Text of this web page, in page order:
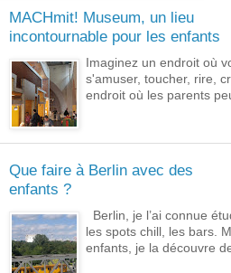
MACHmit! Museum, un lieu
incontournable pour les enfants
Imaginez un endroit où
s'amuser, toucher, rire,
endroit où les parents
Que faire à Berlin avec des
enfants ?
Berlin, je l’ai connue
les spots chill, les bars.
enfants, je la découvre